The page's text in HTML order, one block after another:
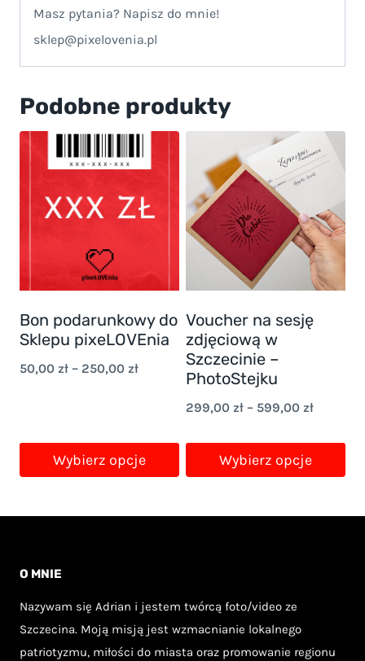
Masz pytania? Napisz do mnie!
sklep@pixelovenia.pl
Podobne produkty
Bon podarunkowy do
Sklepu pixeLOVEnia
50,00 zł – 250,00 złZakres
50,00 zł
Wybierz opcje
produkt
wiele
można
Voucher na sesję
zdjęciową w
Szczecinie –
PhotoStejku
299,00 zł – 599,00 złZakres
Wybierz opcje
produkt
O MNIE
Nazywam się Adrian i jestem twórcą foto/video ze
Szczecina. Moją misją jest wzmacnianie lokalnego
patriotyzmu, miłości do miasta oraz promowanie regionu